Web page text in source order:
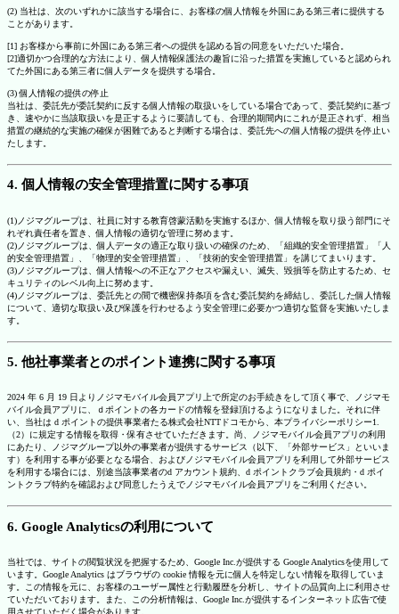
(2) 当社は、次のいずれかに該当する場合に、お客様の個人情報を外国にある第三者に提供する
ことがあります。
[1] お客様から事前に外国にある第三者への提供を認める旨の同意をいただいた場合。
[2]適切かつ合理的な方法により、個人情報保護法の趣旨に沿った措置を実施していると認められ
てた外国にある第三者に個人データを提供する場合。
(3) 個人情報の提供の停止
当社は、委託先が委託契約に反する個人情報の取扱いをしている場合であって、委託契約に基づ
き、速やかに当該取扱いを是正するように要請しても、合理的期間内にこれが是正されず、相当
措置の継続的な実施の確保が困難であると判断する場合は、委託先への個人情報の提供を停止い
たします。
4. 個人情報の安全管理措置に関する事項
(1)ノジマグループは、社員に対する教育啓蒙活動を実施するほか、個人情報を取り扱う部門にそ
れぞれ責任者を置き、個人情報の適切な管理に努めます。
(2)ノジマグループは、個人データの適正な取り扱いの確保のため、「組織的安全管理措置」「人
的安全管理措置」、「物理的安全管理措置」、「技術的安全管理措置」を講じてまいります。
(3)ノジマグループは、個人情報への不正なアクセスや漏えい、滅失、毀損等を防止するため、セ
キュリティのレベル向上に努めます。
(4)ノジマグループは、委託先との間で機密保持条項を含む委託契約を締結し、委託した個人情報
について、適切な取扱い及び保護を行わせるよう安全管理に必要かつ適切な監督を実施いたしま
す。
5. 他社事業者とのポイント連携に関する事項
2024 年 6 月 19 日よりノジマモバイル会員アプリ上で所定のお手続きをして頂く事で、ノジマモ
バイル会員アプリに、ｄポイントの各カードの情報を登録頂けるようになりました。それに伴
い、当社は d ポイントの提供事業者たる株式会社NTTドコモから、本プライバシーポリシー1.
（2）に規定する情報を取得・保有させていただきます。尚、ノジマモバイル会員アプリの利用
にあたり、ノジマグループ以外の事業者が提供するサービス（以下、「外部サービス」といいま
す）を利用する事が必要となる場合、およびノジマモバイル会員アプリを利用して外部サービス
を利用する場合には、別途当該事業者のd アカウント規約、d ポイントクラブ会員規約・d ポイ
ントクラブ特約を確認および同意したうえでノジマモバイル会員アプリをご利用ください。
6. Google Analyticsの利用について
当社では、サイトの閲覧状況を把握するため、Google Inc.が提供する Google Analyticsを使用して
います。Google Analytics はブラウザの cookie 情報を元に個人を特定しない情報を取得していま
す。この情報を元に、お客様のユーザー属性と行動履歴を分析し、サイトの品質向上に利用させ
ていただいております。また、この分析情報は、Google Inc.が提供するインターネット広告で使
用させていただく場合があります。